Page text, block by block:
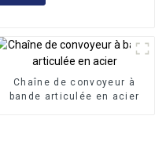
Chaîne de convoyeur à
bande articulée en acier